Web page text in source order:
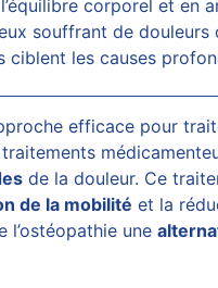
corporel et en
souffrant dedouleurs
ciblent les causes
efficace pour
de la douleur. Ce
de la mobilité et la
l’ostéopathie une